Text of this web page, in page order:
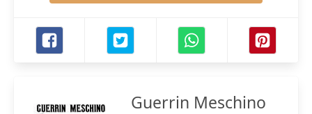
Guerrin Meschino